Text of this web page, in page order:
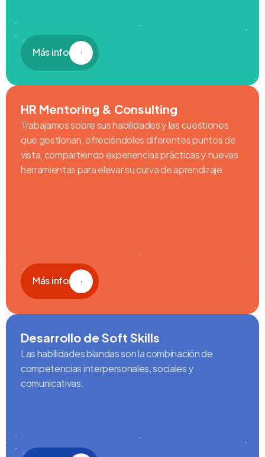
Más info
HR Mentoring & Consulting
Trabajamos sobre sus habilidades y las cuestiones
que gestionan, ofreciéndoles diferentes puntos de
vista, compartiendo experiencias prácticas y nuevas
herramientas para elevar su curva de aprendizaje
Más info
Desarrollo de Soft Skills
Las habilidades blandas son la combinación de
competencias interpersonales, sociales y
comunicativas.